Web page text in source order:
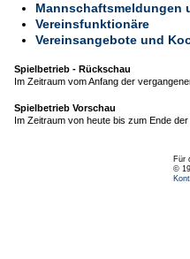
Mannschaftsmeldungen
Vereinsfunktionäre
Vereinsangebote und
Spielbetrieb - Rückschau
Im Zeitraum vom Anfang der
Spielbetrieb Vorschau
Im Zeitraum von heute bis zum Ende
Für
©